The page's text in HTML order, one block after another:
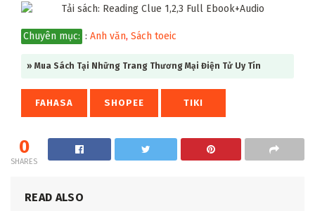
Chuyên mục: : Anh văn, Sách toeic
» Mua Sách Tại Những Trang Thương Mại Điện Tử Uy Tín
FAHASA SHOPEE TIKI
0
SHARES
READ ALSO